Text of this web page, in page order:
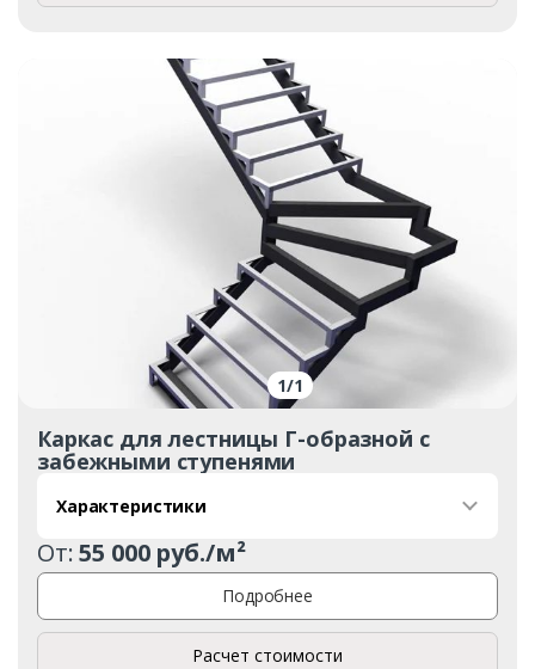
1/1
Каркас для лестницы Г-образной с
забежными ступенями
Характеристики
От:55 000 руб./м²
Подробнее
Расчет стоимости